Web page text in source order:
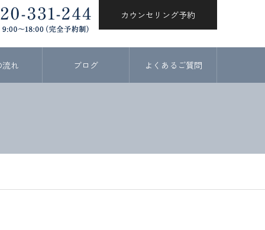
カウンセリング予約
流れ ブログ よくあるご質問